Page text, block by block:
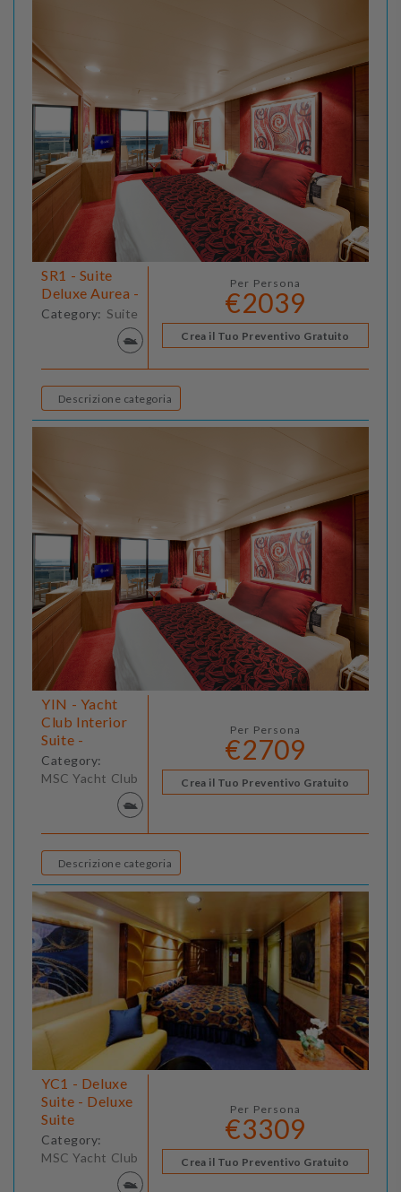
SR1 - Suite
Deluxe Aurea -
Category: Suite
Per Persona
€2039
Crea il Tuo Preventivo Gratuito
Descrizione categoria
YIN - Yacht
Club Interior
Suite -
Category:
MSC Yacht Club
Per Persona
€2709
Crea il Tuo Preventivo Gratuito
Descrizione categoria
YC1 - Deluxe
Suite - Deluxe
Suite
Category:
MSC Yacht Club
Per Persona
€3309
Crea il Tuo Preventivo Gratuito